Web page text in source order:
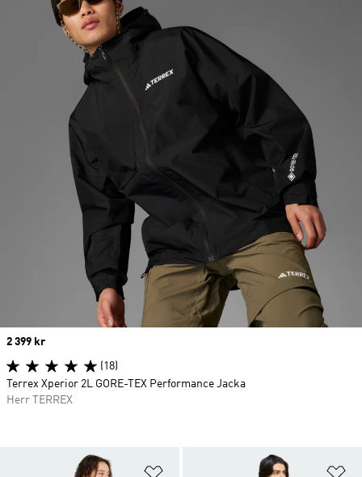
Lägg till på önskelistan
Price
2 399 kr
(18)
Terrex Xperior 2L GORE-TEX Performance Jacka
Herr TERREX